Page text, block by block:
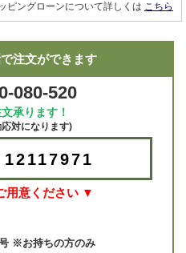
ピングローンについて詳しくは こちら
注文ができます
080-520
承ります！
対になります)
12117971
用意ください ▼
※お持ちの方のみ